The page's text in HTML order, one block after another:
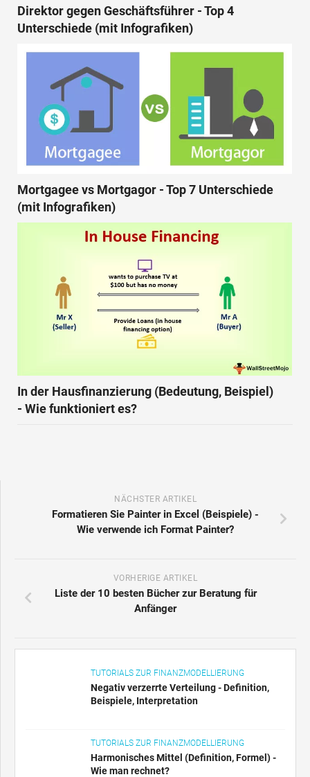
Direktor gegen Geschäftsführer - Top 4
Unterschiede (mit Infografiken)
Mortgagee vs Mortgagor - Top 7 Unterschiede
(mit Infografiken)
In der Hausfinanzierung (Bedeutung, Beispiel)
- Wie funktioniert es?
NÄCHSTER ARTIKEL
Formatieren Sie Painter in Excel (Beispiele) -
Wie verwende ich Format Painter?
VORHERIGE ARTIKEL
Liste der 10 besten Bücher zur Beratung für
Anfänger
TUTORIALS ZUR FINANZMODELLIERUNG
Negativ verzerrte Verteilung - Definition,
Beispiele, Interpretation
TUTORIALS ZUR FINANZMODELLIERUNG
Harmonisches Mittel (Definition, Formel) -
Wie man rechnet?